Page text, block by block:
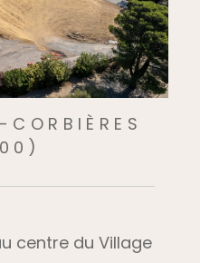
centre du Village